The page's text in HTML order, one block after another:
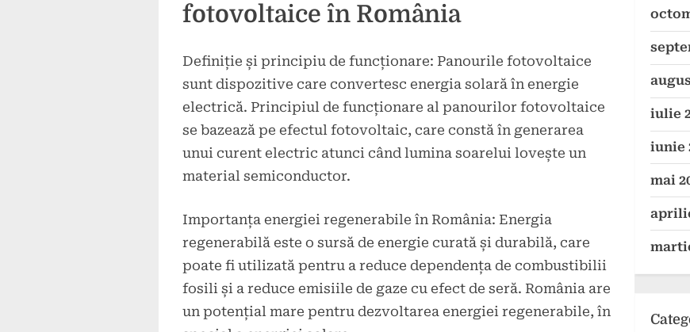
fotovoltaice în România
Definiție și principiu de funcționare: Panourile fotovoltaice
sunt dispozitive care convertesc energia solară în energie
electrică. Principiul de funcționare al panourilor fotovoltaice
se bazează pe efectul fotovoltaic, care constă în generarea
unui curent electric atunci când lumina soarelui lovește un
material semiconductor.
Importanța energiei regenerabile în România: Energia
regenerabilă este o sursă de energie curată și durabilă, care
poate fi utilizată pentru a reduce dependența de combustibilii
fosili și a reduce emisiile de gaze cu efect de seră. România are
un potențial mare pentru dezvoltarea energiei regenerabile, în
iulie
iunie
mai